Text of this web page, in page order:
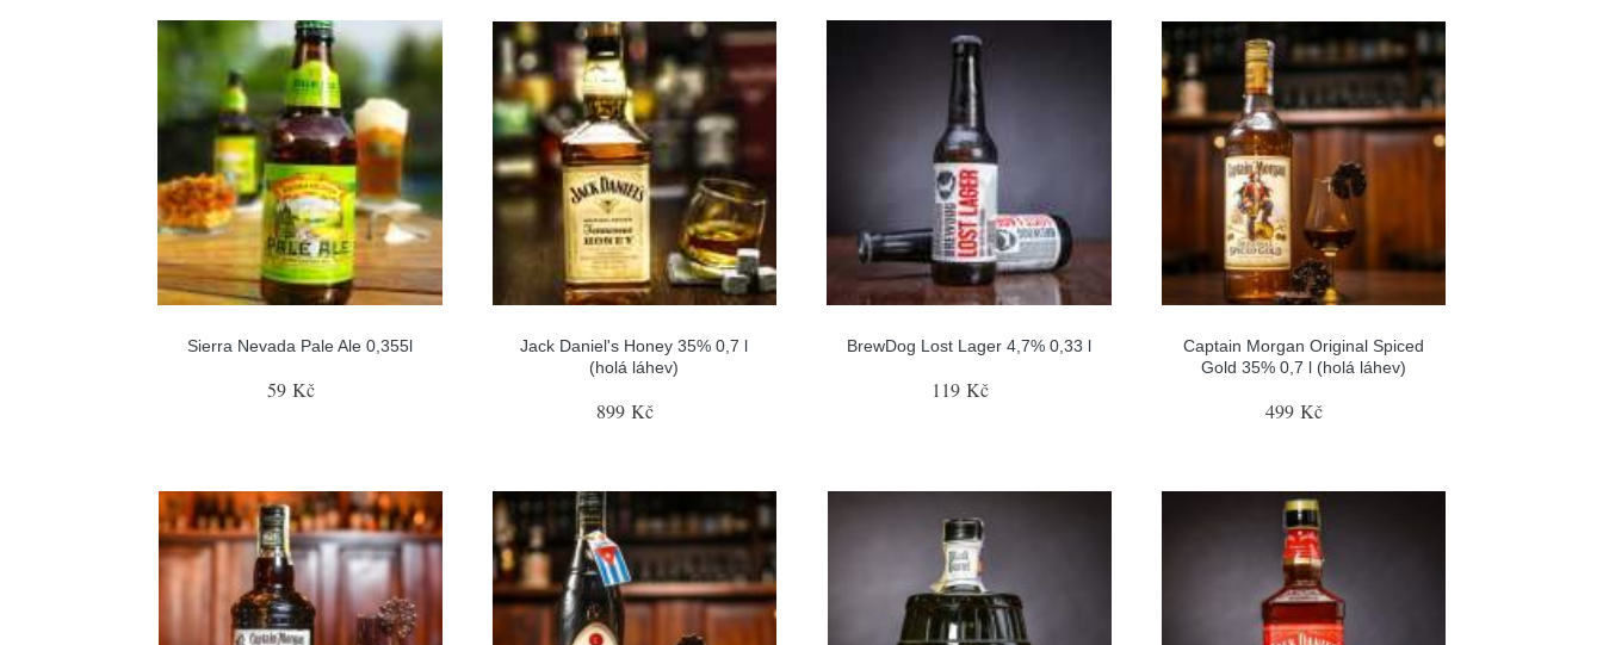
Sierra Nevada Pale Ale 0,355l
59 Kč
Jack Daniel's Honey 35% 0,7 l
(holá láhev)
899 Kč
BrewDog Lost Lager 4,7% 0,33 l
119 Kč
Captain Morgan Original Spiced
Gold 35% 0,7 l (holá láhev)
499 Kč